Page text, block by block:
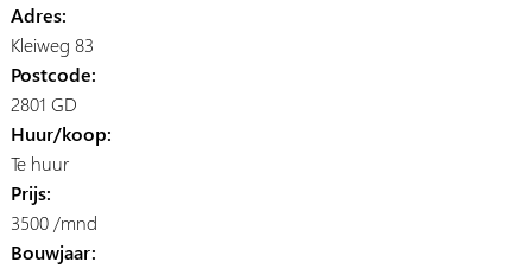
Adres:
Kleiweg 83
Postcode:
2801 GD
Huur/koop:
Te huur
Prijs:
3500 /mnd
Bouwjaar: